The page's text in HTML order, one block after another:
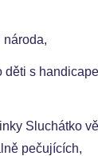
národa,
děti s
Sluchátko
pečujících,